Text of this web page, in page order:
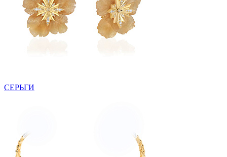
СЕРЬГИ